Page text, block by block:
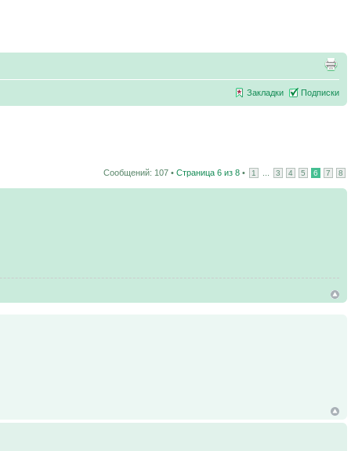
Закладки Подписки
Сообщений: 107 • Страница 6 из 8 • 1 3 4 5 6 7 8